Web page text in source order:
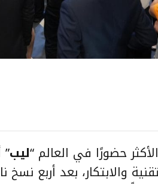
حضورًا في العالم “ليب
والابتكار، بعد أربع